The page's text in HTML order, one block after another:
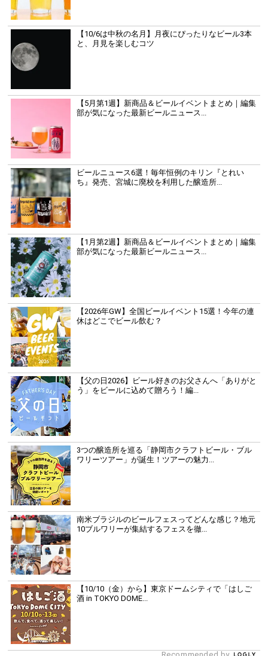
【10/6は中秋の名月】月夜にぴったりなビール3本
と、月見を楽しむコツ
【5月第1週】新商品＆ビールイベントまとめ｜編集
部が気になった最新ビールニュース...
ビールニュース6選！毎年恒例のキリン『とれい
ち』発売、宮城に廃校を利用した醸造所...
【1月第2週】新商品＆ビールイベントまとめ｜編集
部が気になった最新ビールニュース...
【2026年GW】全国ビールイベント15選！今年の連
休はどこでビール飲む？
【父の日2026】ビール好きのお父さんへ「ありがと
う」をビールに込めて贈ろう！編...
3つの醸造所を巡る「静岡市クラフトビール・ブル
ワリーツアー」が誕生！ツアーの魅力...
南米ブラジルのビールフェスってどんな感じ？地元
10ブルワリーが集結するフェスを徹...
【10/10（金）から】東京ドームシティで「はしご
酒 in TOKYO DOME...
Recommended by